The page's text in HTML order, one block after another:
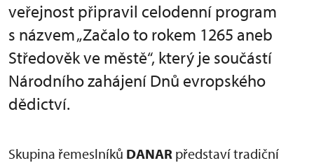
veřejnost připravil celodenní program
s názvem „Začalo to rokem 1265 aneb
Středověk ve městě“, který je součástí
Národního zahájení Dnů evropského
dědictví.
Skupina řemeslníků DANAR představí tradiční